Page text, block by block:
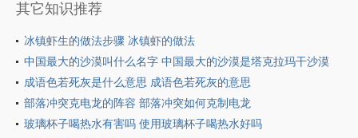
其它知识推荐
冰镇虾生的做法步骤 冰镇虾的做法
中国最大的沙漠叫什么名字 中国最大的沙漠是塔克拉玛干沙漠
成语色若死灰是什么意思 成语色若死灰的意思
部落冲突克电龙的阵容 部落冲突如何克制电龙
玻璃杯子喝热水有害吗 使用玻璃杯子喝热水好吗